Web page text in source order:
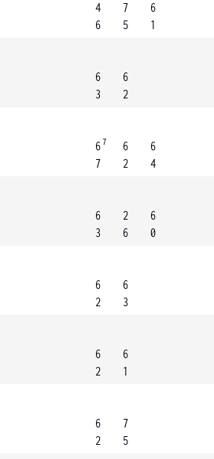
4
6
7
5
6
1
6
3
6
2
67
7
6
2
6
4
6
3
2
6
6
0
6
2
6
3
6
2
6
1
6
2
7
5